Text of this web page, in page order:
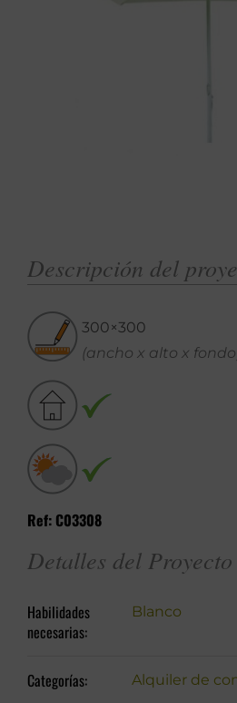
Descripción del
300×300
(ancho x alto x
Ref: C03308
Detalles del Proyecto
Habilidades
necesarias:
Blanco
Categorías: Alquiler de